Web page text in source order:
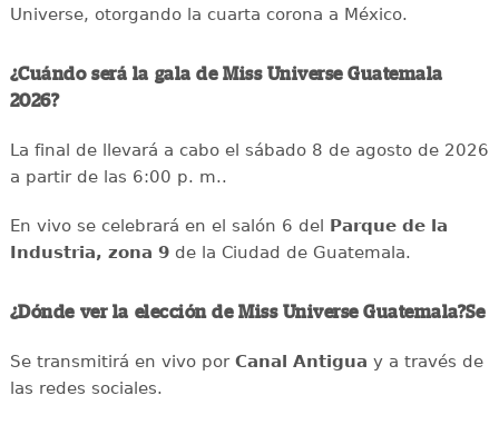
Universe, otorgando la cuarta corona a México.
¿Cuándo será la gala de Miss Universe Guatemala
2026?
La final de llevará a cabo el sábado 8 de agosto de 2026
a partir de las 6:00 p. m..
En vivo se celebrará en el salón 6 del Parque de la
Industria, zona 9de la Ciudad de Guatemala.
¿Dónde ver la elección de Miss Universe Guatemala?Se
Se transmitirá en vivo porCanal Antigua y a través de
las redes sociales.